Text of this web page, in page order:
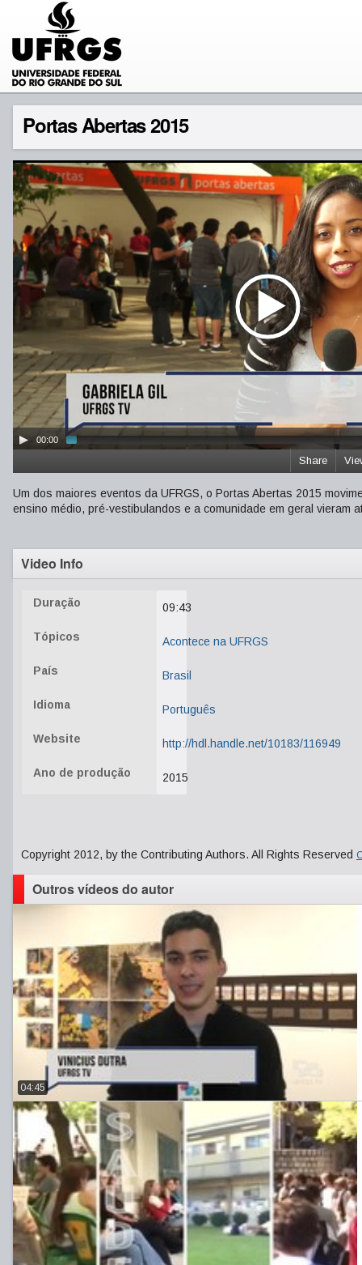
Portas Abertas 2015
00:00
Share
Um dos maiores eventos da UFRGS, o Portas Abertas 2015
ensino médio, pré-vestibulandos e a comunidade em geral vieram
Video Info
Duração 09:43
Tópicos Acontece na UFRGS
País Brasil
Idioma Português
Website http://hdl.handle.net/10183/116949
Ano de produção 2015
Copyright 2012, by the Contributing Authors. All Rights Reserved
Outros vídeos do autor
04:45